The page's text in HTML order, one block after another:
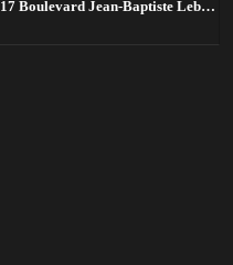
17 Boulevard Jean-Baptiste Lebas, 59000 Lille, France,